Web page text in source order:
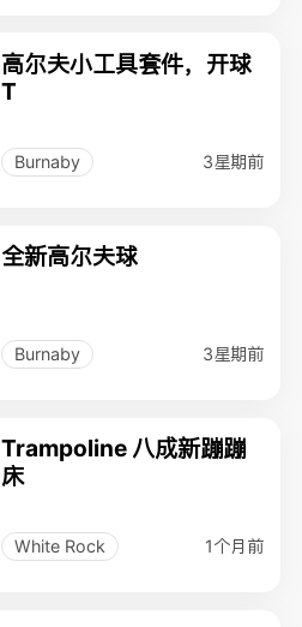
高尔夫小工具套件，开球
T
Burnaby 3星期前
全新高尔夫球
Burnaby 3星期前
Trampoline 八成新蹦蹦
床
White Rock 1个月前